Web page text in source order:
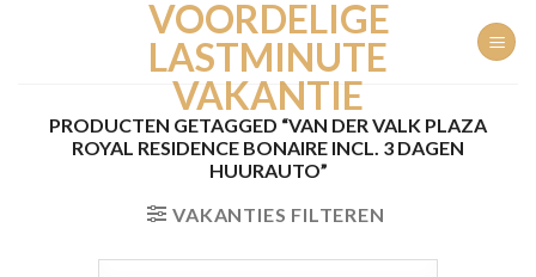
VOORDELIGE
LASTMINUTE
VAKANTIE
PRODUCTEN GETAGGED “VAN DER VALK PLAZA
ROYAL RESIDENCE BONAIRE INCL. 3 DAGEN
HUURAUTO”
VAKANTIES FILTEREN